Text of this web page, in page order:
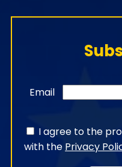
Email
I agree to the
with the Privacy